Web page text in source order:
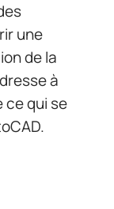
une
de la
à
ce qui se